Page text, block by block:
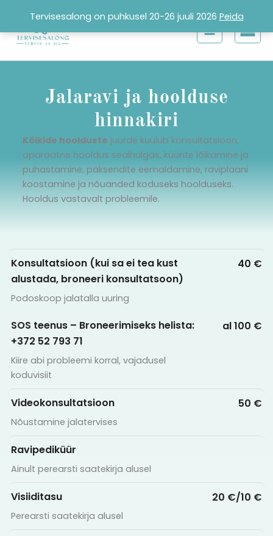
Tervisesalong on puhkusel 20-26 juuli 2026 Peida
content
Jalaravi ja hoolduse
hinnakiri
Kõikide hoolduste juurde kuulub konsultatsioon,
aparaatne hooldus sealhulgas, küünte lõikamine ja
puhastamine, paksendite eemaldamine, raviplaani
koostamine ja nõuanded koduseks hoolduseks.
Hooldus vastavalt probleemile.
Konsultatsioon (kui sa ei tea kust
alustada, broneeri konsultatsoon)
Podoskoop jalatalla uuring
40 €
SOS teenus – Broneerimiseks helista:
+372 52 793 71
Kiire abi probleemi korral, vajadusel
koduvisiit
al 100 €
Videokonsultatsioon
Nõustamine jalatervises
50 €
Ravipediküür
Ainult perearsti saatekirja alusel
Visiiditasu
Perearsti saatekirja alusel
20 €/10 €